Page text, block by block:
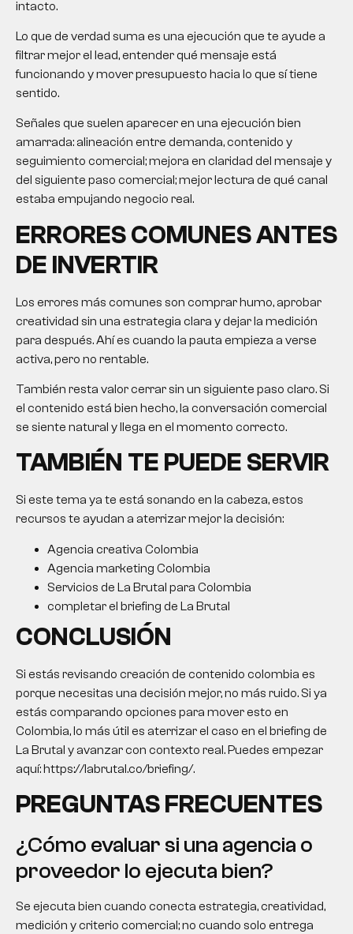
intacto.
Lo que de verdad suma es una ejecución que te ayude a
filtrar mejor el lead, entender qué mensaje está
funcionando y mover presupuesto hacia lo que sí tiene
sentido.
Señales que suelen aparecer en una ejecución bien
amarrada: alineación entre demanda, contenido y
seguimiento comercial; mejora en claridad del mensaje y
del siguiente paso comercial; mejor lectura de qué canal
estaba empujando negocio real.
ERRORES COMUNES ANTES
DE INVERTIR
Los errores más comunes son comprar humo, aprobar
creatividad sin una estrategia clara y dejar la medición
para después. Ahí es cuando la pauta empieza a verse
activa, pero no rentable.
También resta valor cerrar sin un siguiente paso claro. Si
el contenido está bien hecho, la conversación comercial
se siente natural y llega en el momento correcto.
TAMBIÉN TE PUEDE SERVIR
Si este tema ya te está sonando en la cabeza, estos
recursos te ayudan a aterrizar mejor la decisión:
Agencia creativa Colombia
Agencia marketing Colombia
Servicios de La Brutal para Colombia
completar el briefing de La Brutal
CONCLUSIÓN
Si estás revisando creación de contenido colombia es
porque necesitas una decisión mejor, no más ruido. Si ya
estás comparando opciones para mover esto en
Colombia, lo más útil es aterrizar el caso en el briefing de
La Brutal y avanzar con contexto real. Puedes empezar
aquí: https://labrutal.co/briefing/.
PREGUNTAS FRECUENTES
¿Cómo evaluar si una agencia o
proveedor lo ejecuta bien?
Se ejecuta bien cuando conecta estrategia, creatividad,
medición y criterio comercial; no cuando solo entrega